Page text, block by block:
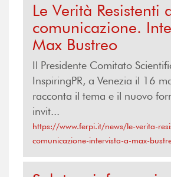
Le Verità Resistenti
comunicazione.
Max Bustreo
Il Presidente Comitato
InspiringPR, a Venezia il 16
racconta il tema e il nuovo
invit...
https://www.ferpi.it/news/le-verita-
comunicazione-intervista-a-max-